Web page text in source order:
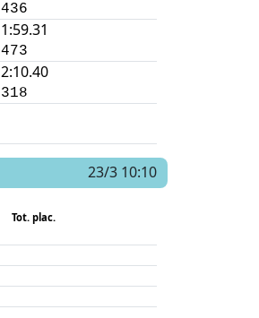
436
1:59.31
473
2:10.40
318
23/3 10:10
Tot. plac.